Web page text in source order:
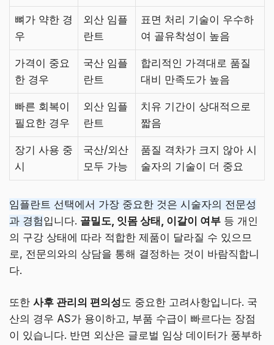
뼈가 약한 경
우
외산 임플
란트
표면 처리 기술이 우수하
여 골유착성이 높음
가격이 중요
한 경우
국산 임플
란트
합리적인 가격대로 품질
대비 만족도가 높음
빠른 회복이
필요한 경우
외산 임플
란트
치유 기간이 상대적으로
짧음
장기 사용 중
시
국산/외산
모두 가능
품질 격차가 크지 않아 시
술자의 기술이 더 중요
임플란트 선택에서 가장 중요한 것은 시술자의 전문성
과 경험입니다. 골밀도, 잇몸 상태, 이갈이 여부 등 개인
의 구강 상태에 따라 적합한 제품이 달라질 수 있으므
로, 전문의와의 상담을 통해 결정하는 것이 바람직합니
다.
또한 사후 관리의 편의성도 중요한 고려사항입니다. 국
산의 경우 AS가 용이하고, 부품 수급이 빠르다는 장점
이 있습니다. 반면 외산은 글로벌 임상 데이터가 풍부하